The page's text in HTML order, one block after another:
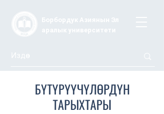
Борбордук Азиянын Эл
аралык университети
БҮТҮРҮҮЧҮЛӨРДҮН
ТАРЫХТАРЫ